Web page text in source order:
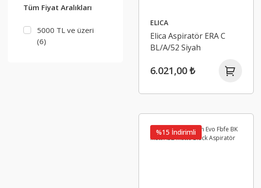
Tüm Fiyat Aralıkları
5000 TL ve üzeri
(6)
ELICA
Elica Aspiratör ERA C
BL/A/52 Siyah
6.021,00 ₺
%15 İndirimli